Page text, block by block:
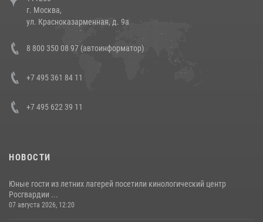
14 июля 2026, 12:20
В Росгвардии прошла военно-научная конференция по обобщению
боевого опыта
г. Москва,
ул. Красноказарменная, д. 9а
8 800 350 08 97 (автоинформатор)
+7 495 361 84 11
+7 495 622 39 11
НОВОСТИ
Юные гости из летних лагерей посетили кинологический центр
Росгвардии ...
07 августа 2026, 12:20